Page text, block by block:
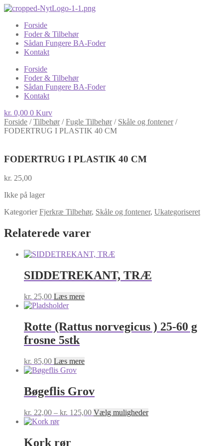
Forside
Foder & Tilbehør
Sådan Fungere BA-Foder
Kontakt
Forside
Foder & Tilbehør
Sådan Fungere BA-Foder
Kontakt
kr. 0,00 0 Kurv
Forside /Tilbehør/Fugle Tilbehør/ Skåle og fontener/
FODERTRUG I PLASTIK 40 CM
FODERTRUG I PLASTIK 40 CM
kr. 25,00
Ikke på lager
Kategorier Fjerkræ Tilbehør, Skåle og fontener, Ukategoriseret
Relaterede varer
SIDDETREKANT, TRÆ
kr. 25,00 Læs mere
Rotte (Rattus norvegicus ) 25-60 g
frosne 5stk
kr. 85,00 Læs mere
Bøgeflis Grov
kr. 22,00 – kr. 125,00Prisinterval:
Vælg mulighederDette
Kork rør